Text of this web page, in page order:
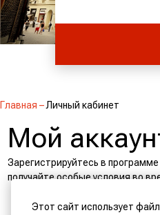
Этот сайт использует
Главная –Личный кабинет
Мой
Зарегистрируйтесь в
получайте особые условия во